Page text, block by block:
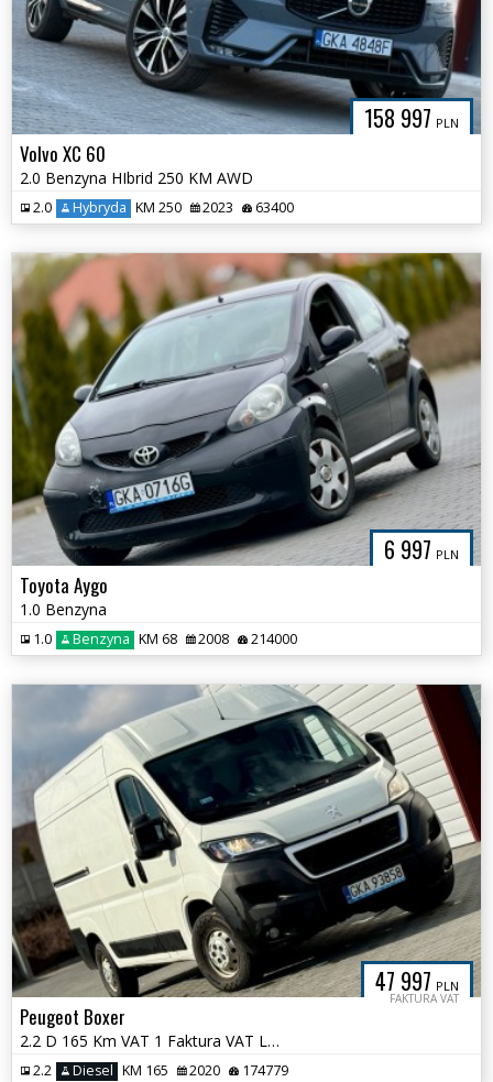
158 997 PLN
Volvo XC 60
2.0 Benzyna HIbrid 250 KM AWD
2.0 Hybryda KM 250 2023 63400
6 997 PLN
Toyota Aygo
1.0 Benzyna
1.0 Benzyna KM 68 2008 214000
47 997 PLN
FAKTURA VAT
Peugeot Boxer
2.2 D 165 Km VAT 1 Faktura VAT L2H2
2.2 Diesel KM 165 2020 174779